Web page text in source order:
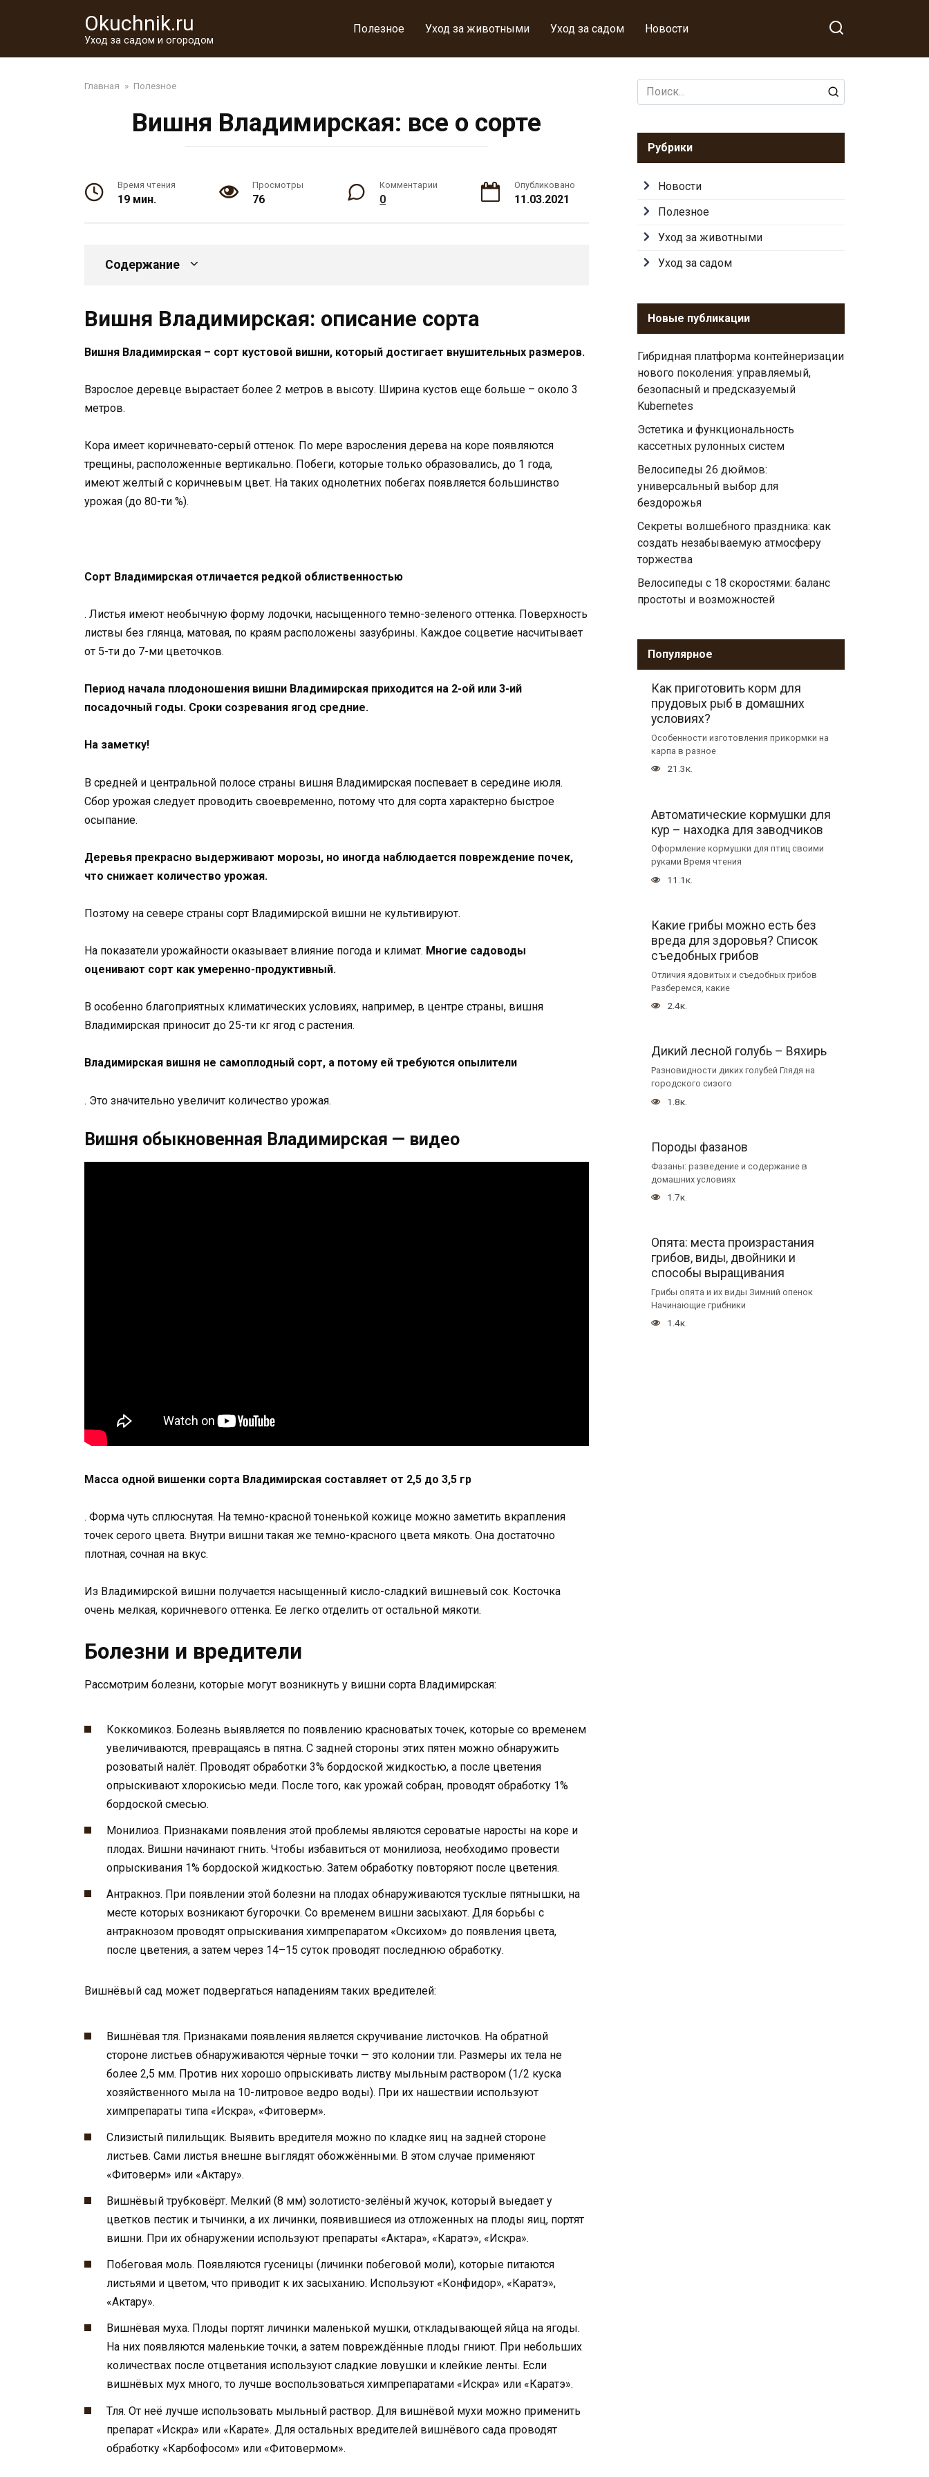
Okuchnik.ru
Уход за садом и огородом
Полезное Уход за животными Уход за садом Новости
Главная » Полезное
Вишня Владимирская: все о сорте
Время чтения
19 мин.
Просмотры
76
Комментарии
0
Опубликовано
11.03.2021
Содержание
Вишня Владимирская: описание сорта
Вишня Владимирская – сорт кустовой вишни, который достигает внушительных размеров.
Взрослое деревце вырастает более 2 метров в высоту. Ширина кустов еще больше – около 3
метров.
Кора имеет коричневато-серый оттенок. По мере взросления дерева на коре появляются
трещины, расположенные вертикально. Побеги, которые только образовались, до 1 года,
имеют желтый с коричневым цвет. На таких однолетних побегах появляется большинство
урожая (до 80-ти %).
Сорт Владимирская отличается редкой облиственностью
. Листья имеют необычную форму лодочки, насыщенного темно-зеленого оттенка. Поверхность
листвы без глянца, матовая, по краям расположены зазубрины. Каждое соцветие насчитывает
от 5-ти до 7-ми цветочков.
Период начала плодоношения вишни Владимирская приходится на 2-ой или 3-ий
посадочный годы. Сроки созревания ягод средние.
На заметку!
В средней и центральной полосе страны вишня Владимирская поспевает в середине июля.
Сбор урожая следует проводить своевременно, потому что для сорта характерно быстрое
осыпание.
Деревья прекрасно выдерживают морозы, но иногда наблюдается повреждение почек,
что снижает количество урожая.
Поэтому на севере страны сорт Владимирской вишни не культивируют.
На показатели урожайности оказывает влияние погода и климат. Многие садоводы
оценивают сорт как умеренно-продуктивный.
В особенно благоприятных климатических условиях, например, в центре страны, вишня
Владимирская приносит до 25-ти кг ягод с растения.
Владимирская вишня не самоплодный сорт, а потому ей требуются опылители
. Это значительно увеличит количество урожая.
Вишня обыкновенная Владимирская — видео
Масса одной вишенки сорта Владимирская составляет от 2,5 до 3,5 гр
. Форма чуть сплюснутая. На темно-красной тоненькой кожице можно заметить вкрапления
точек серого цвета. Внутри вишни такая же темно-красного цвета мякоть. Она достаточно
плотная, сочная на вкус.
Из Владимирской вишни получается насыщенный кисло-сладкий вишневый сок. Косточка
очень мелкая, коричневого оттенка. Ее легко отделить от остальной мякоти.
Болезни и вредители
Рассмотрим болезни, которые могут возникнуть у вишни сорта Владимирская:
Коккомикоз. Болезнь выявляется по появлению красноватых точек, которые со временем
увеличиваются, превращаясь в пятна. С задней стороны этих пятен можно обнаружить
розоватый налёт. Проводят обработки 3% бордоской жидкостью, а после цветения
опрыскивают хлорокисью меди. После того, как урожай собран, проводят обработку 1%
бордоской смесью.
Монилиоз. Признаками появления этой проблемы являются сероватые наросты на коре и
плодах. Вишни начинают гнить. Чтобы избавиться от монилиоза, необходимо провести
опрыскивания 1% бордоской жидкостью. Затем обработку повторяют после цветения.
Антракноз. При появлении этой болезни на плодах обнаруживаются тусклые пятнышки, на
месте которых возникают бугорочки. Со временем вишни засыхают. Для борьбы с
антракнозом проводят опрыскивания химпрепаратом «Оксихом» до появления цвета,
после цветения, а затем через 14–15 суток проводят последнюю обработку.
Вишнёвый сад может подвергаться нападениям таких вредителей:
Вишнёвая тля. Признаками появления является скручивание листочков. На обратной
стороне листьев обнаруживаются чёрные точки — это колонии тли. Размеры их тела не
более 2,5 мм. Против них хорошо опрыскивать листву мыльным раствором (1/2 куска
хозяйственного мыла на 10-литровое ведро воды). При их нашествии используют
химпрепараты типа «Искра», «Фитоверм».
Слизистый пилильщик. Выявить вредителя можно по кладке яиц на задней стороне
листьев. Сами листья внешне выглядят обожжёнными. В этом случае применяют
«Фитоверм» или «Актару».
Вишнёвый трубковёрт. Мелкий (8 мм) золотисто-зелёный жучок, который выедает у
цветков пестик и тычинки, а их личинки, появившиеся из отложенных на плоды яиц, портят
вишни. При их обнаружении используют препараты «Актара», «Каратэ», «Искра».
Побеговая моль. Появляются гусеницы (личинки побеговой моли), которые питаются
листьями и цветом, что приводит к их засыханию. Используют «Конфидор», «Каратэ»,
«Актару».
Вишнёвая муха. Плоды портят личинки маленькой мушки, откладывающей яйца на ягоды.
На них появляются маленькие точки, а затем повреждённые плоды гниют. При небольших
количествах после отцветания используют сладкие ловушки и клейкие ленты. Если
вишнёвых мух много, то лучше воспользоваться химпрепаратами «Искра» или «Каратэ».
Тля. От неё лучше использовать мыльный раствор. Для вишнёвой мухи можно применить
препарат «Искра» или «Карате». Для остальных вредителей вишнёвого сада проводят
обработку «Карбофосом» или «Фитовермом».
Search
for:
Рубрики
Новости
Полезное
Уход за животными
Уход за садом
Новые публикации
Гибридная платформа контейнеризации
нового поколения: управляемый,
безопасный и предсказуемый
Kubernetes
Эстетика и функциональность
кассетных рулонных систем
Велосипеды 26 дюймов:
универсальный выбор для
бездорожья
Секреты волшебного праздника: как
создать незабываемую атмосферу
торжества
Велосипеды с 18 скоростями: баланс
простоты и возможностей
Популярное
Как приготовить корм для
прудовых рыб в домашних
условиях?
Особенности изготовления прикормки на
карпа в разное
21.3к.
Автоматические кормушки для
кур – находка для заводчиков
Оформление кормушки для птиц своими
руками Время чтения
11.1к.
Какие грибы можно есть без
вреда для здоровья? Список
съедобных грибов
Отличия ядовитых и съедобных грибов
Разберемся, какие
2.4к.
Дикий лесной голубь – Вяхирь
Разновидности диких голубей Глядя на
городского сизого
1.8к.
Породы фазанов
Фазаны: разведение и содержание в
домашних условиях
1.7к.
Опята: места произрастания
грибов, виды, двойники и
способы выращивания
Грибы опята и их виды Зимний опенок
Начинающие грибники
1.4к.